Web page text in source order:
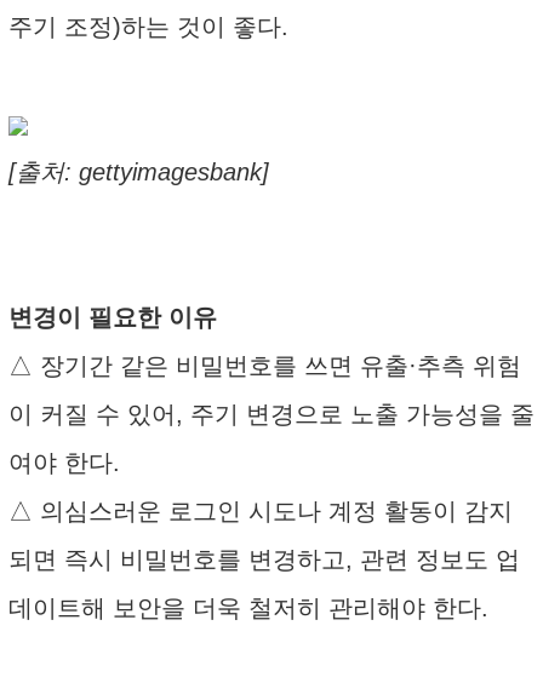
주기 조정)하는 것이 좋다.
[출처: gettyimagesbank]
변경이 필요한 이유
△ 장기간 같은 비밀번호를 쓰면 유출·추측 위험
이 커질 수 있어, 주기 변경으로 노출 가능성을 줄
여야 한다.
△ 의심스러운 로그인 시도나 계정 활동이 감지
되면 즉시 비밀번호를 변경하고, 관련 정보도 업
데이트해 보안을 더욱 철저히 관리해야 한다.